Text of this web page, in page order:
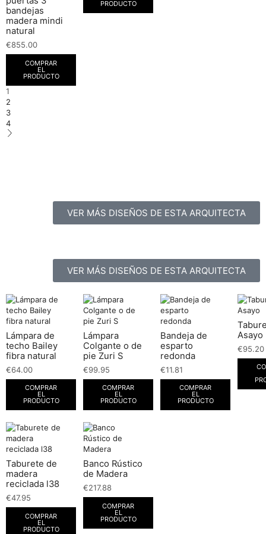
bandejas
madera mindi
natural
€855.00
COMPRAR
EL
PRODUCTO
PRODUCTO
1
2
3
4
VER MÁS DISEÑOS DE ESTA ARQUITECTA
VER MÁS DISEÑOS DE ESTA ARQUITECTA
Lámpara de
techo Bailey
fibra natural
€64.00
COMPRAR
EL
PRODUCTO
Lámpara
Colgante o de
pie Zuri S
€99.95
COMPRAR
EL
PRODUCTO
Bandeja de
esparto
redonda
€11.81
COMPRAR
EL
PRODUCTO
Asayo
€95.20
Taburete de
madera
reciclada l38
€47.95
COMPRAR
EL
PRODUCTO
Banco Rústico
de Madera
€217.88
COMPRAR
EL
PRODUCTO